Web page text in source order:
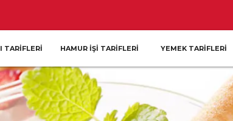
TARIFLERI HAMUR İŞI TARIFLERI YEMEK TARIFLERI